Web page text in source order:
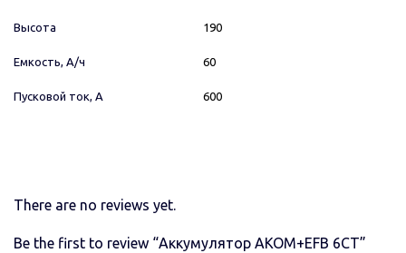
Высота 190
Емкость, А/ч 60
Пусковой ток, А 600
There are no reviews yet.
Be the first to review “Аккумулятор AKOM+EFB 6СТ”